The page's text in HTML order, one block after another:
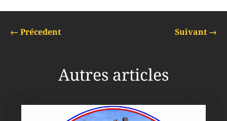
← Précedent Suivant→
Autres articles